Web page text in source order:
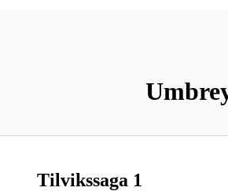
Tilvikssaga 1